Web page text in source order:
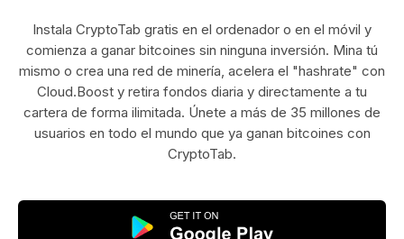
Instala CryptoTab gratis en el ordenador o en el móvil y
comienza a ganar bitcoines sin ninguna inversión. Mina tú
mismo o crea una red de minería, acelera el "hashrate" con
Cloud.Boost y retira fondos diaria y directamente a tu
cartera de forma ilimitada. Únete a más de 35 millones de
usuarios en todo el mundo que ya ganan bitcoines con
CryptoTab.